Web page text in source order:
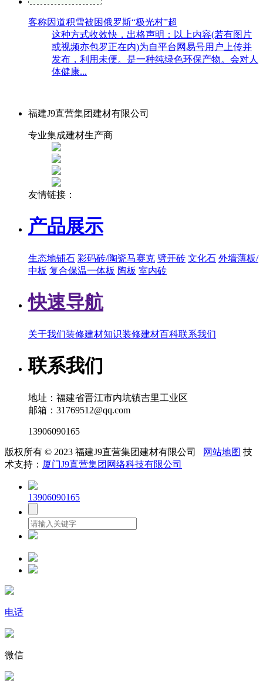
客称因道积雪被困俄罗斯“极光村”超
这种方式收效快，出格声明：以上内容(若有图片
或视频亦包罗正在内)为自平台网易号用户上传并
发布，利用未便。是一种纯绿色环保产物。会对人
体健康...
福建J9直营集团建材有限公司
专业集成建材生产商
友情链接：
产品展示
生态地铺石 彩码砖/陶瓷马赛克 劈开砖 文化石 外墙薄板/
中板 复合保温一体板 陶板 室内砖
快速导航
关于我们装修建材知识装修建材百科联系我们
联系我们
地址：福建省晋江市内坑镇吉里工业区
邮箱：31769512@qq.com
13906090165
版权所有 © 2023 福建J9直营集团建材有限公司 网站地图 技
术支持： 厦门J9直营集团网络科技有限公司
13906090165
电话
微信